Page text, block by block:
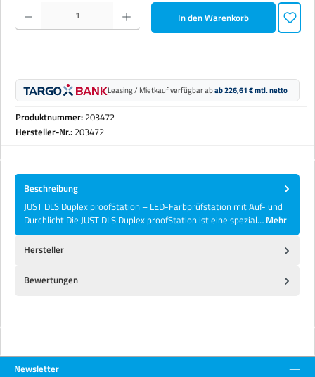
Produkt Anzahl: Gib den gewünschten Wert ein oder benutze die Schaltflächen um die Anzahl zu
In den Warenkorb
Leasing / Mietkauf verfügbar abab 226,61 € mtl. netto
Produktnummer:203472
Hersteller-Nr.:203472
Beschreibung
JUST DLS Duplex proofStation – LED-Farbprüfstation mit Auf- und
Durchlicht Die JUST DLS Duplex proofStation ist eine spezial… Mehr
Hersteller
Bewertungen
Newsletter